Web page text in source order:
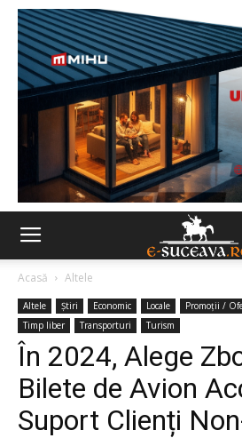
Acasă Altele
Altele Ştiri Economic Locale Promoții /
Timp liber
Transporturi Turism
În 2024, Alege
Bilete de Avion
Suport Clienți